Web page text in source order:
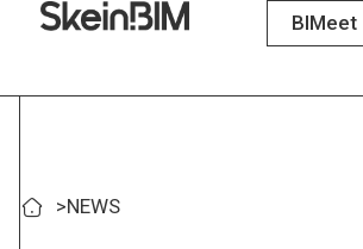
BIMeet
>NEWS